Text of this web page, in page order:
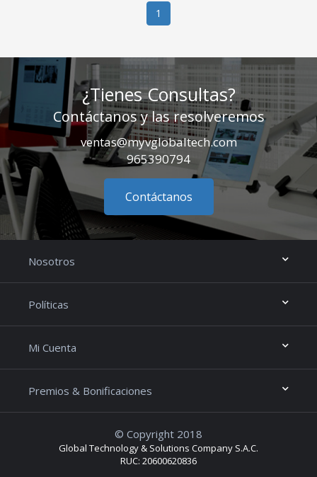
1
¿Tienes Consultas?
Contáctanos y las resolveremos
ventas@myvglobaltech.com
965390794
Contáctanos
Nosotros
Políticas
Mi Cuenta
Premios & Bonificaciones
© Copyright 2018
Global Technology & Solutions Company S.A.C.
RUC: 20600620836